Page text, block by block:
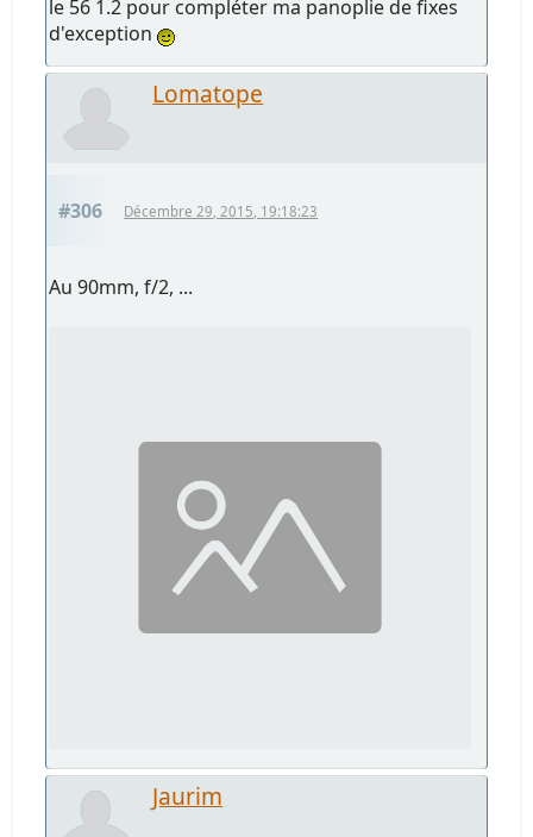
le 56 1.2 pour compléter ma panoplie de fixes
d'exception
Lomatope
#306 Décembre 29, 2015, 19:18:23
Au 90mm, f/2, ...
Jaurim